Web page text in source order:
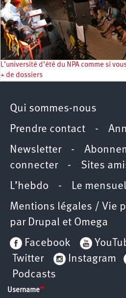
L’université d’été du NPA comme si
+ de dossiers
Qui sommes-nous
Prendre contact -
Newsletter -
connecter- Sites
L’hebdo - Le mensuel
Mentions légales / Vie
par Drupal et Omega
Facebook
Twitter
Instagram
Podcasts
Username